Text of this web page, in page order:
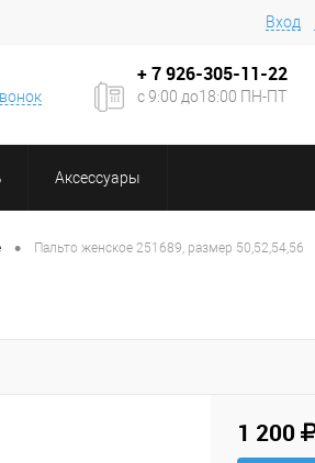
Вход
+ 7926-305-11-22
с 9:00 до18:00 ПН-ПТ
Аксессуары
• Пальто женское 251689, размер 50,52,54,56
1 200